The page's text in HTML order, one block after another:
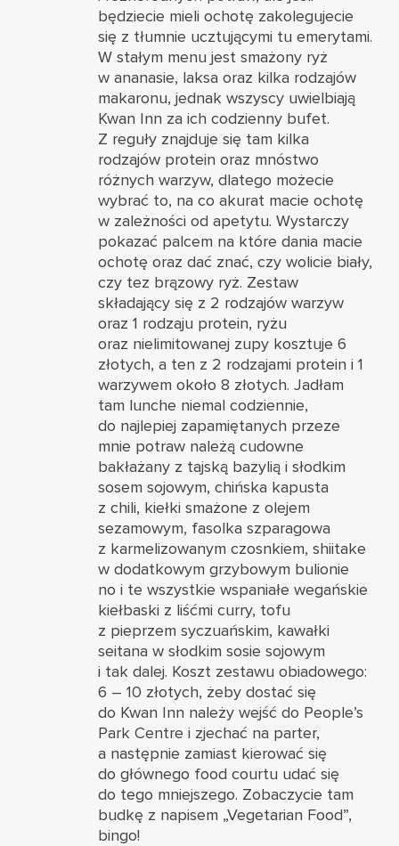
będziecie mieli ochotę zakolegujecie
się z tłumnie ucztującymi tu emerytami.
W stałym menu jest smażony ryż
w ananasie, laksa oraz kilka rodzajów
makaronu, jednak wszyscy uwielbiają
Kwan Inn za ich codzienny bufet.
Z reguły znajduje się tam kilka
rodzajów protein oraz mnóstwo
różnych warzyw, dlatego możecie
wybrać to, na co akurat macie ochotę
w zależności od apetytu. Wystarczy
pokazać palcem na które dania macie
ochotę oraz dać znać, czy wolicie biały,
czy tez brązowy ryż. Zestaw
składający się z 2 rodzajów warzyw
oraz 1 rodzaju protein, ryżu
oraz nielimitowanej zupy kosztuje 6
złotych, a ten z 2 rodzajami protein i 1
warzywem około 8 złotych. Jadłam
tam lunche niemal codziennie,
do najlepiej zapamiętanych przeze
mnie potraw należą cudowne
bakłażany z tajską bazylią i słodkim
sosem sojowym, chińska kapusta
z chili, kiełki smażone z olejem
sezamowym, fasolka szparagowa
z karmelizowanym czosnkiem, shiitake
w dodatkowym grzybowym bulionie
no i te wszystkie wspaniałe wegańskie
kiełbaski z liśćmi curry, tofu
z pieprzem syczuańskim, kawałki
seitana w słodkim sosie sojowym
i tak dalej. Koszt zestawu obiadowego:
6 – 10 złotych, żeby dostać się
do Kwan Inn należy wejść do People’s
Park Centre i zjechać na parter,
a następnie zamiast kierować się
do głównego food courtu udać się
do tego mniejszego. Zobaczycie tam
budkę z napisem „Vegetarian Food”,
bingo!